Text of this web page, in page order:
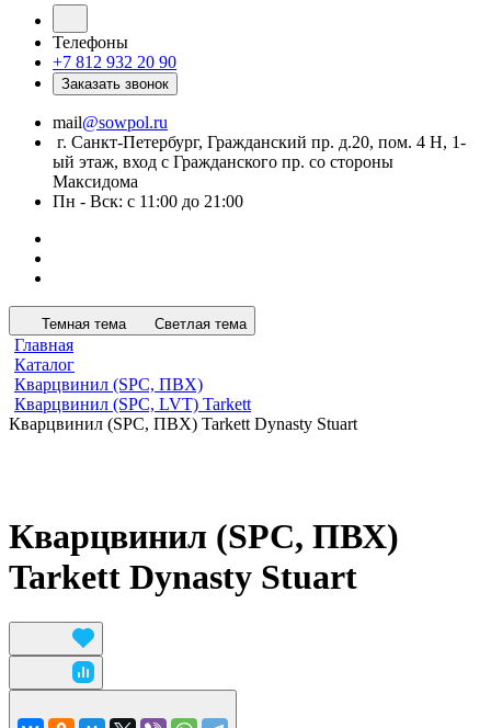
Телефоны
+7 812 932 20 90
Заказать звонок
mail@sowpol.ru
г. Санкт-Петербург, Гражданский пр. д.20, пом. 4 Н, 1-
ый этаж, вход с Гражданского пр. со стороны
Максидома
Пн - Вск: с 11:00 до 21:00
Темная тема Светлая тема
Главная
Каталог
Кварцвинил (SPC, ПВХ)
Кварцвинил (SPC, LVT) Tarkett
Кварцвинил (SPC, ПВХ) Tarkett Dynasty Stuart
Кварцвинил (SPC, ПВХ)
Tarkett Dynasty Stuart